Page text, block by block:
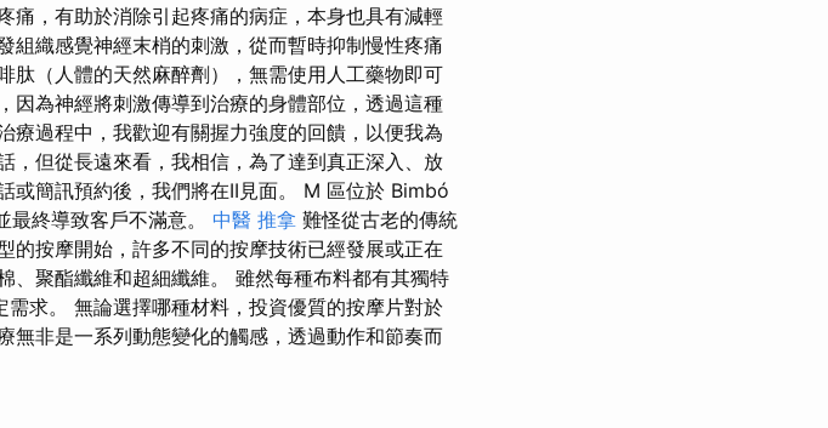
痛，有助於消除引起疼痛的病症，本身也具有減輕
組織感覺神經末梢的刺激，從而暫時抑制慢性疼痛
肽（人體的天然麻醉劑），無需使用人工藥物即可
因為神經將刺激傳導到治療的身體部位，透過這種
療過程中，我歡迎有關握力強度的回饋，以便我為
，但從長遠來看，我相信，為了達到真正深入、放
或簡訊預約後，我們將在II見面。 M 區位於 Bimbó
終導致客戶不滿意。 中醫 推拿 難怪從古老的傳統
的按摩開始，許多不同的按摩技術已經發展或正在
、聚酯纖維和超細纖維。 雖然每種布料都有其獨特
求。 無論選擇哪種材料，投資優質的按摩片對於
無非是一系列動態變化的觸感，透過動作和節奏而